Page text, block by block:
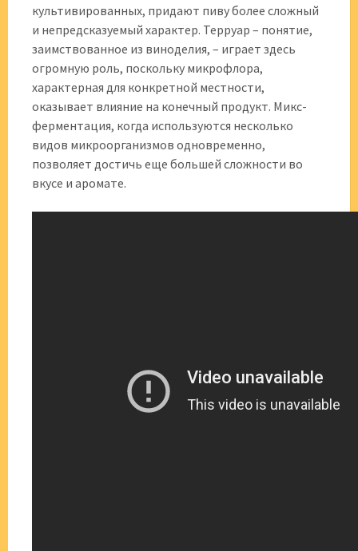
культивированных, придают пиву более сложный
и непредсказуемый характер. Терруар – понятие,
заимствованное из виноделия, – играет здесь
огромную роль, поскольку микрофлора,
характерная для конкретной местности,
оказывает влияние на конечный продукт. Микс-
ферментация, когда используются несколько
видов микроорганизмов одновременно,
позволяет достичь еще большей сложности во
вкусе и аромате.